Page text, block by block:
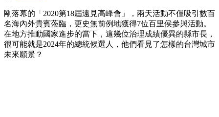
剛落幕的「2020第18屆遠見高峰會」，兩天活動不僅吸引數百
名海內外貴賓蒞臨，更史無前例地獲得7位百里侯參與活動。
在地方推動國家進步的當下，這幾位治理成績優異的縣市長，
很可能就是2024年的總統候選人，他們看見了怎樣的台灣城市
未來願景？